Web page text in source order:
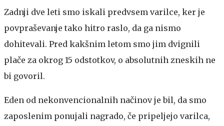
Zadnji dve leti smo iskali predvsem varilce, ker je
povpraševanje tako hitro raslo, da ga nismo
dohitevali. Pred kakšnim letom smo jim dvignili
plače za okrog 15 odstotkov, o absolutnih zneskih ne
bi govoril.
Eden od nekonvencionalnih načinov je bil, da smo
zaposlenim ponujali nagrado, če pripeljejo varilca,